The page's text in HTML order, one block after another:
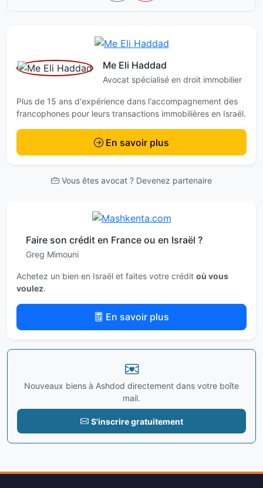
Me Eli Haddad
Avocat spécialisé en droit immobilier
Plus de 15 ans d'expérience dans l'accompagnement des
francophones pour leurs transactions immobilières en Israël.
En savoir plus
Vous êtes avocat ? Devenez partenaire
Faire son crédit en France ou en Israël ?
Greg Mimouni
Achetez un bien en Israël et faites votre crédit où vous
voulez.
En savoir plus
Nouveaux biens à Ashdod directement dans votre boîte
mail.
S'inscrire gratuitement